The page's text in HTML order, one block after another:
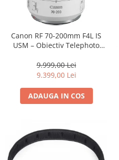
Canon RF 70-200mm F4L IS
USM – Obiectiv Telephoto
9.999,00 Lei
9.399,00 Lei
ADAUGA IN COS